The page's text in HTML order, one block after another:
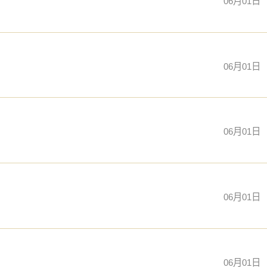
06月01日
06月01日
06月01日
06月01日